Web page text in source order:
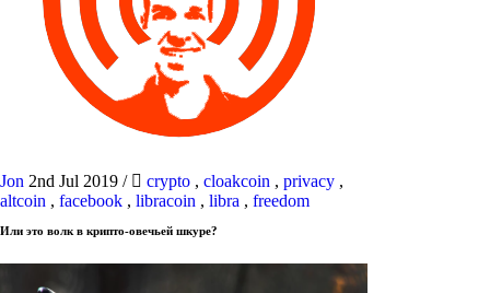
Jon 2nd Jul 2019 / crypto , cloakcoin , privacy ,
altcoin , facebook , libracoin , libra , freedom
Или это волк в крипто-овечьей шкуре?